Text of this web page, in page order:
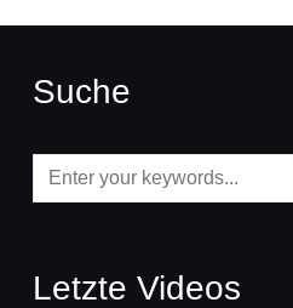
Suche
Letzte Videos